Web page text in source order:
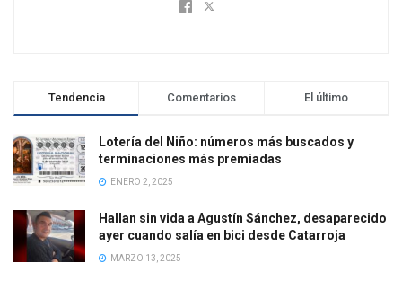
Tendencia Comentarios El último
Lotería del Niño: números más buscados y
terminaciones más premiadas
ENERO 2, 2025
Hallan sin vida a Agustín Sánchez, desaparecido
ayer cuando salía en bici desde Catarroja
MARZO 13, 2025